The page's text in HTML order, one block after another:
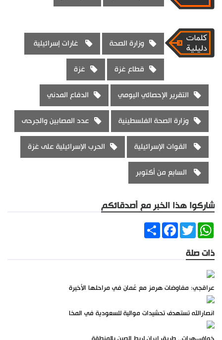
وزارة الصحة غارات إسرائيلية
قطاع غزة غزة
التقرير الإحصائي اليومي الدفاع المدني
وزارة الصحة الفلسطينية عدد المصابين والجرحى
القوات الإسرائيلية الحرب الإسرائيلية على غزة
السابع من أكتوبر
شاركوا هذا الخبر مع أصدقائكم
ShareFacebookTwitter
WhatsApp
ذات صلة
عراقجي: مفاوضات هرمز مع عُمان في مراحلها الأخيرة
انصارالله تستهدف تحشيدات موالية للسعودية في المخا